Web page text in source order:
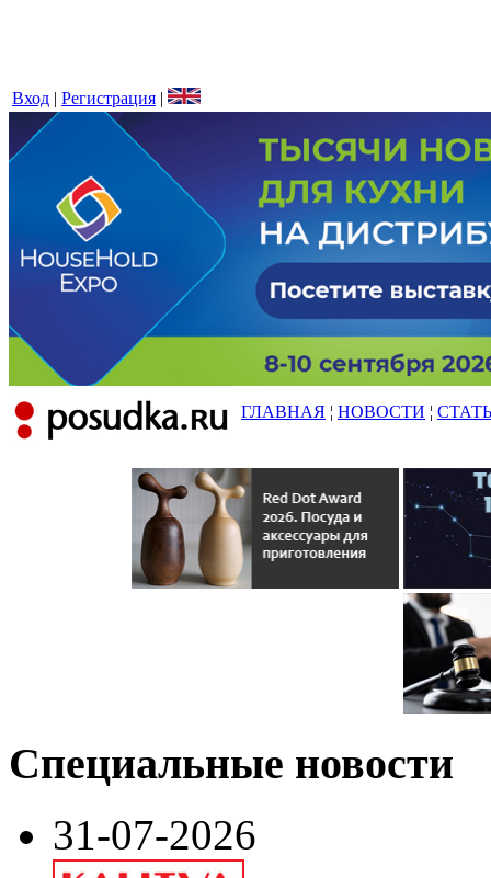
Вход | Регистрация |
ГЛАВНАЯ ¦ НОВОСТИ ¦
Специальные новости
31-07-2026